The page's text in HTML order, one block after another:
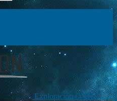
Exploración OVNI